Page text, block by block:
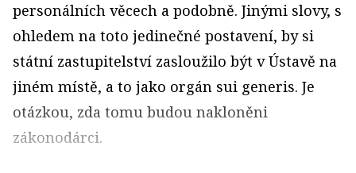
personálních věcech a podobně. Jinými slovy, s
ohledem na toto jedinečné postavení, by si
státní zastupitelství zasloužilo být v Ústavě na
jiném místě, a to jako orgán sui generis. Je
otázkou, zda tomu budou nakloněni
zákonodárci.